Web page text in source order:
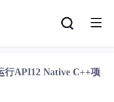
行API12 Native C++项